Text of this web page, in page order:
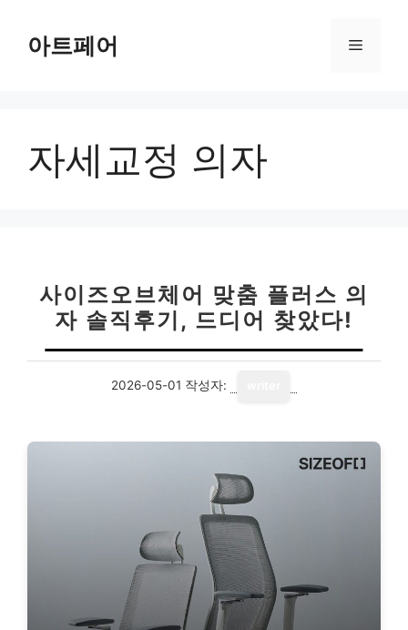
아트페어 메
자세교정 의자
사이즈오브체어 맞춤 플러스 의
자 솔직후기, 드디어 찾았다!
2026-05-01 작성자: